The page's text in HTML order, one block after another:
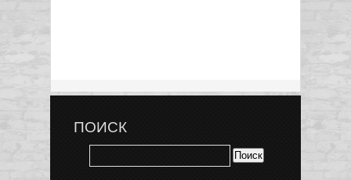
ПОИСК